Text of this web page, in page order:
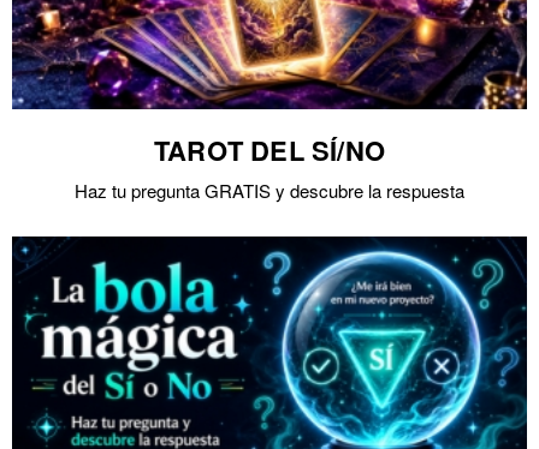
TAROT DEL SÍ/NO
Haz tu pregunta GRATIS y descubre la respuesta